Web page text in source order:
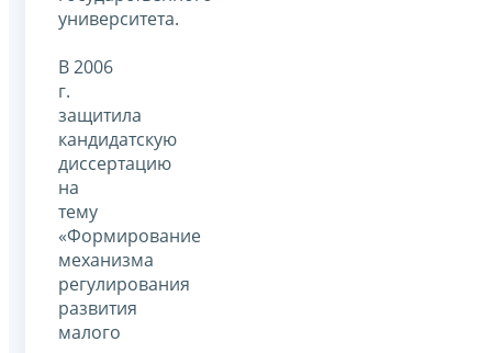
университета.
В 2006
г.
защитила
кандидатскую
диссертацию
на
тему
«Формирование
механизма
регулирования
развития
малого